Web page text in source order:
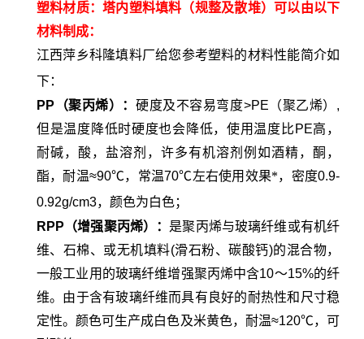
塑料材质：塔内塑料填料（规整及散堆）可以由以下
材料制成：
江西萍乡科隆填料厂给您参考塑料的材料性能简介如
下：
PP （聚丙烯）： 硬度及不容易弯度>PE （聚乙烯） ,
但是温度降低时硬度也会降低，使用温度比 PE高，
耐碱，酸，盐溶剂，许多有机溶剂例如酒精，酮，
酯，耐温≈90℃，常温70℃左右使用效果*，密度0.9-
0.92g/cm3，颜色为白色；
RPP （增强聚丙烯）： 是聚丙烯与玻璃纤维或有机纤
维、石棉、或无机填料(滑石粉、碳酸钙)的混合物，
一般工业用的玻璃纤维增强聚丙烯中含10～15%的纤
维。由于含有玻璃纤维而具有良好的耐热性和尺寸稳
定性。颜色可生产成白色及米黄色，耐温≈120℃，可